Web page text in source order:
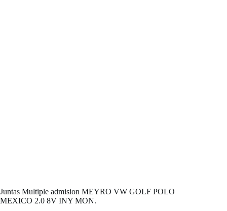
Juntas Multiple admision MEYRO VW GOLF POLO
MEXICO 2.0 8V INY MON.